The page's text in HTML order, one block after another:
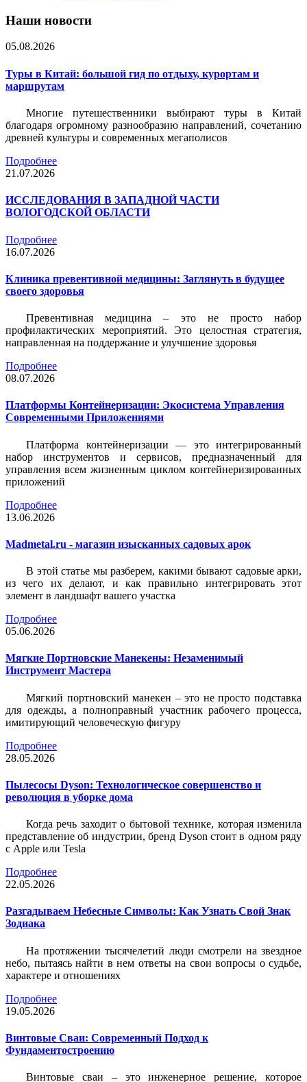
Наши новости
05.08.2026
Туры в Китай: большой гид по отдыху, курортам и
маршрутам
Многие путешественники выбирают туры в Китай
благодаря огромному разнообразию направлений, сочетанию
древней культуры и современных мегаполисов
Подробнее
21.07.2026
ИССЛЕДОВАНИЯ В ЗАПАДНОЙ ЧАСТИ
ВОЛОГОДСКОЙ ОБЛАСТИ
Подробнее
16.07.2026
Клиника превентивной медицины: Заглянуть в будущее
своего здоровья
Превентивная медицина – это не просто набор
профилактических мероприятий. Это целостная стратегия,
направленная на поддержание и улучшение здоровья
Подробнее
08.07.2026
Платформы Контейнеризации: Экосистема Управления
Современными Приложениями
Платформа контейнеризации — это интегрированный
набор инструментов и сервисов, предназначенный для
управления всем жизненным циклом контейнеризированных
приложений
Подробнее
13.06.2026
Madmetal.ru - магазин изысканных садовых арок
В этой статье мы разберем, какими бывают садовые арки,
из чего их делают, и как правильно интегрировать этот
элемент в ландшафт вашего участка
Подробнее
05.06.2026
Мягкие Портновские Манекены: Незаменимый
Инструмент Мастера
Мягкий портновский манекен – это не просто подставка
для одежды, а полноправный участник рабочего процесса,
имитирующий человеческую фигуру
Подробнее
28.05.2026
Пылесосы Dyson: Технологическое совершенство и
революция в уборке дома
Когда речь заходит о бытовой технике, которая изменила
представление об индустрии, бренд Dyson стоит в одном ряду
с Apple или Tesla
Подробнее
22.05.2026
Разгадываем Небесные Символы: Как Узнать Свой Знак
Зодиака
На протяжении тысячелетий люди смотрели на звездное
небо, пытаясь найти в нем ответы на свои вопросы о судьбе,
характере и отношениях
Подробнее
19.05.2026
Винтовые Сваи: Современный Подход к
Фундаментостроению
Винтовые сваи – это инженерное решение, которое